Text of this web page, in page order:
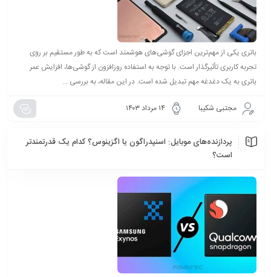
باتری یکی از مهم‌ترین اجزای گوشی‌های هوشمند است که به طور مستقیم بر روی
تجربه کاربری تأثیرگذار است. با توجه به استفاده روزافزون از گوشی‌ها، افزایش عمر
باتری به یک دغدغه مهم تبدیل شده است. در این مقاله، به بررسی ...
مجتبی شکیبا ۱۴ مرداد ۱۴۰۳
پردازنده‌های موبایل: اسنپدراگون یا اگزینوس؟ کدام یک قدرتمندتر
است؟